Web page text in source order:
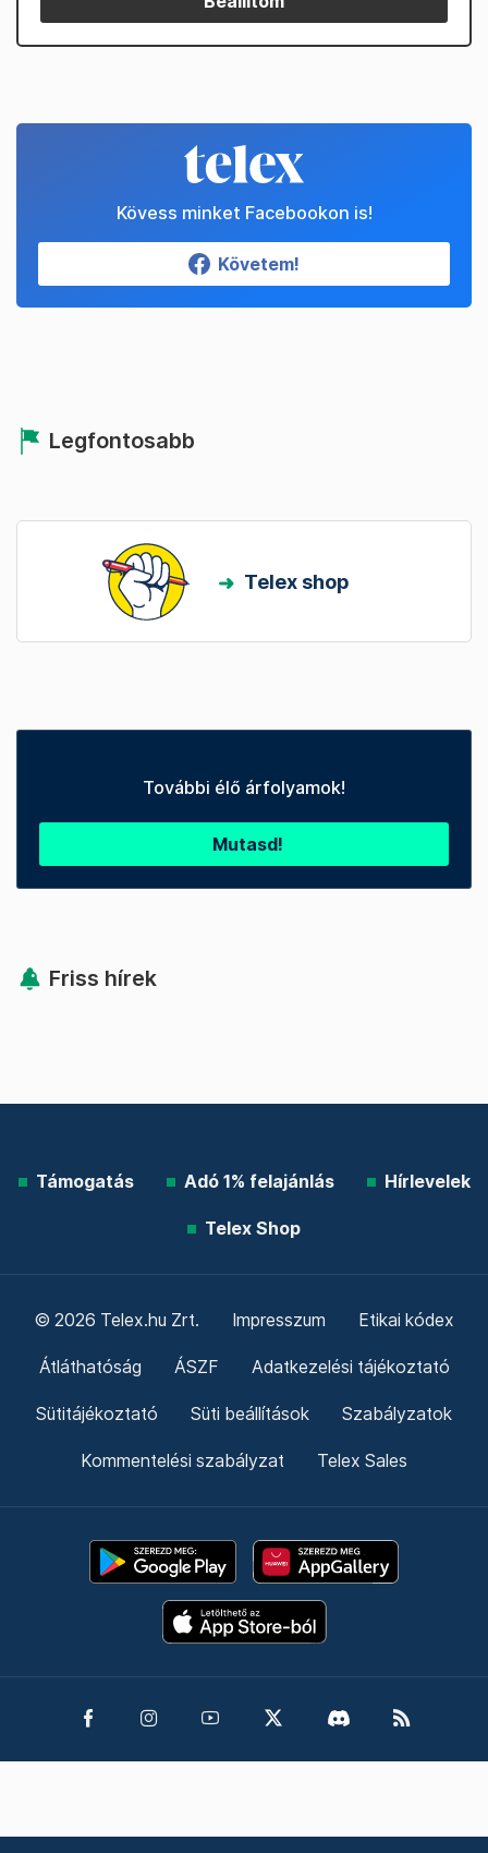
Kövess minket Facebookon is!
Követem!
Legfontosabb
Telex shop
További élő árfolyamok!
Mutasd!
Friss hírek
Támogatás Adó 1% felajánlás Hírlevelek
Telex Shop
© 2026 Telex.hu Zrt. Impresszum Etikai kódex
Átláthatóság ÁSZF Adatkezelési tájékoztató
Sütitájékoztató Süti beállítások Szabályzatok
Kommentelési szabályzat Telex Sales